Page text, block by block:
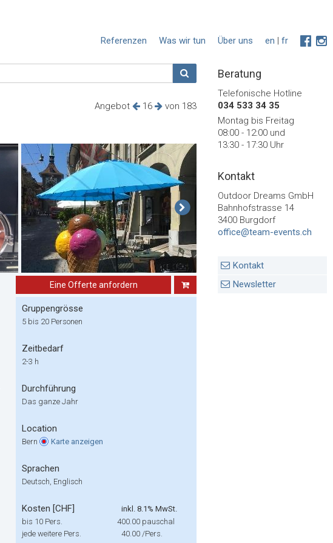
en | fr
Über uns
Was wir tun
Referenzen
Angebot 16 von 183
Eine Offerte anfordern
Gruppengrösse
5 bis 20 Personen
Zeitbedarf
2-3 h
Durchführung
Das ganze Jahr
Location
Bern Karte anzeigen
Sprachen
Deutsch, Englisch
Kosten [CHF]
inkl. 8.1% MwSt.
bis 10 Pers.
400.00 pauschal
jede weitere Pers.
40.00 /Pers.
Beratung
Telefonische Hotline
034 533 34 35
Montag bis Freitag
08:00 - 12:00 und
13:30 - 17:30 Uhr
Kontakt
Outdoor Dreams GmbH
Bahnhofstrasse 14
3400 Burgdorf
office@team-events.ch
Kontakt
Newsletter